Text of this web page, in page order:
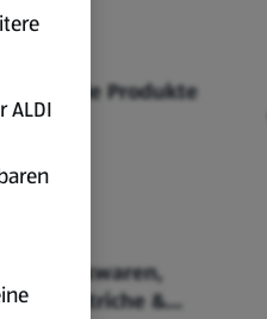
Fairtrade Produkte
Backwaren,
Aufstriche &
ALDI